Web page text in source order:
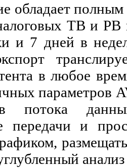
обладает
ТВ и РВ
и 7 дней в
в любое
параметров
потока
передачи и